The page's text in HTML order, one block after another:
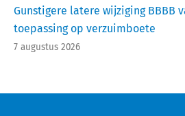
Gunstigere latere wijziging BBBB
toepassing op verzuimboete
7 augustus 2026